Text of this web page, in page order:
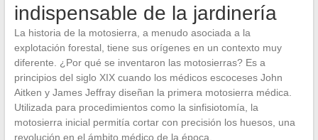
indispensable de la jardinería
La historia de la motosierra, a menudo asociada a la
explotación forestal, tiene sus orígenes en un contexto muy
diferente. ¿Por qué se inventaron las motosierras? Es a
principios del siglo XIX cuando los médicos escoceses John
Aitken y James Jeffray diseñan la primera motosierra médica.
Utilizada para procedimientos como la sinfisiotomía, la
motosierra inicial permitía cortar con precisión los huesos, una
revolución en el ámbito médico de la época.